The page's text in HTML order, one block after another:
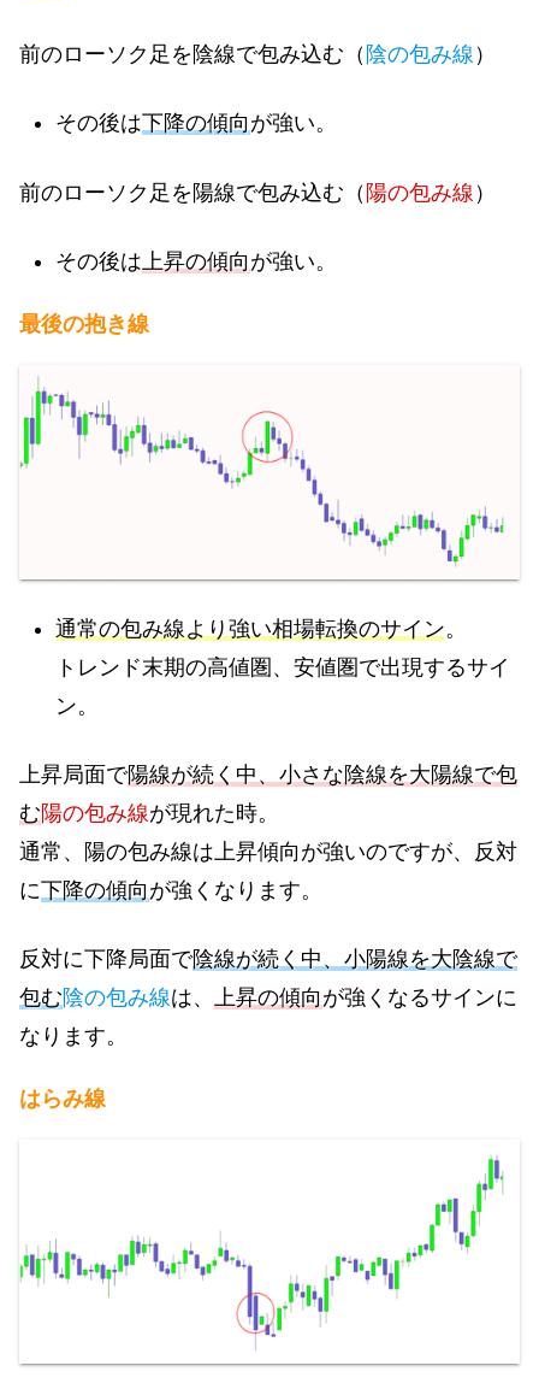
前のローソク足を陰線で包み込む（ 陰の包み線 ）
その後は下降の傾向 が強い。
前のローソク足を陽線で包み込む（ 陽の包み線 ）
その後は 上昇の傾向 が強い。
最後の抱き線
通常の包み線より強い相場転換のサイン。
トレンド末期の高値圏、安値圏で出現するサイ
ン。
上昇局面で陽線が続く中、小さな陰線を大陽線で包
む陽の包み線が現れた時。
通常、陽の包み線は上昇傾向が強いのですが、反対
に下降の傾向 が強くなります。
反対に下降局面で陰線が続く中、小陽線を大陰線で
包む陰の包み線は、 上昇の傾向 が強くなるサインに
なります。
はらみ線